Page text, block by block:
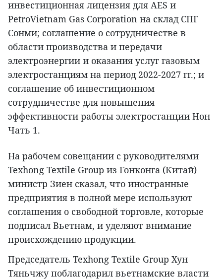
инвестиционная лицензия для AES и
PetroVietnam Gas Corporation на склад СПГ
Сонми; соглашение о сотрудничестве в
области производства и передачи
электроэнергии и оказания услуг газовым
электростанциям на период 2022-2027 гг.; и
соглашение об инвестиционном
сотрудничестве для повышения
эффективности работы электростанции Нон
Чать 1.
На рабочем совещании с руководителями
Texhong Textile Group из Гонконга (Китай)
министр Зиен сказал, что иностранные
предприятия в полной мере используют
соглашения о свободной торговле, которые
подписал Вьетнам, и уделяют внимание
происхождению продукции.
Председатель Texhong Textile Group Хун
Тяньчжу поблагодарил вьетнамские власти